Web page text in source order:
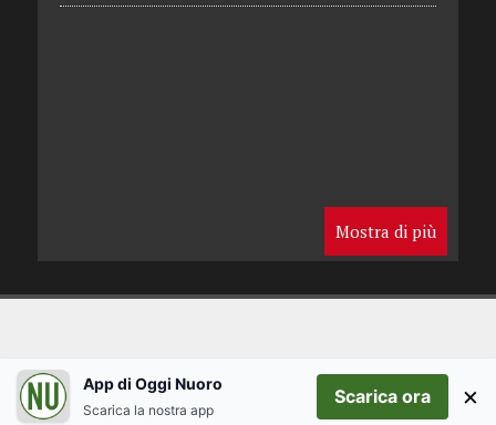
Mostra di più
App di Oggi Nuoro
Scarica la nostra app
Scarica ora ×